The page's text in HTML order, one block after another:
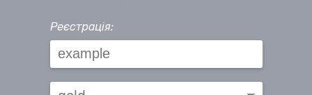
Реєстрація: